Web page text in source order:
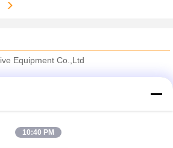
Equipment Co.,Ltd
10:40 PM